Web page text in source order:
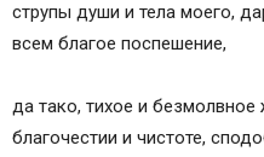
струпы души и тела моего,
всем благое поспешение,
да тако, тихое и
благочестии и чистоте,